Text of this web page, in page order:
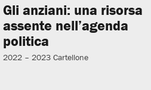
Gli anziani: una risorsa
assente nell’agenda
politica
2022 – 2023 Cartellone